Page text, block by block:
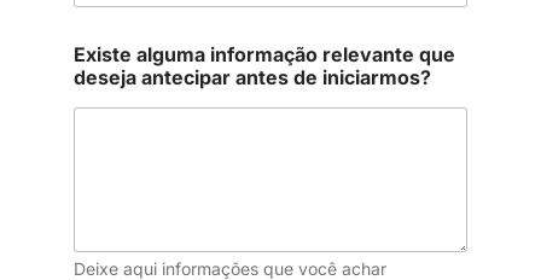
P
D
r
e
t
e
Existe alguma informação relevante que
deseja antecipar antes de iniciarmos?
Deixe aqui informações que você achar